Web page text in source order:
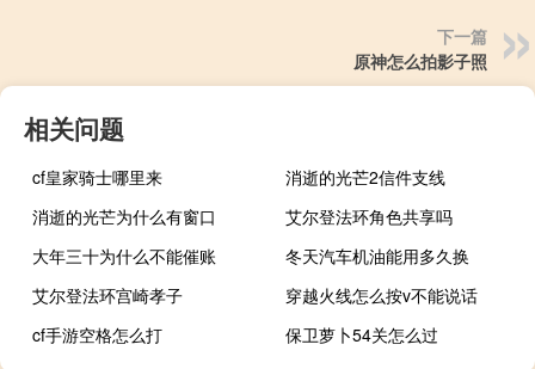
下一篇
原神怎么拍影子照
相关问题
cf皇家骑士哪里来
消逝的光芒2信件支线
消逝的光芒为什么有窗口
艾尔登法环角色共享吗
大年三十为什么不能催账
冬天汽车机油能用多久换
艾尔登法环宫崎孝子
穿越火线怎么按v不能说话
cf手游空格怎么打
保卫萝卜54关怎么过